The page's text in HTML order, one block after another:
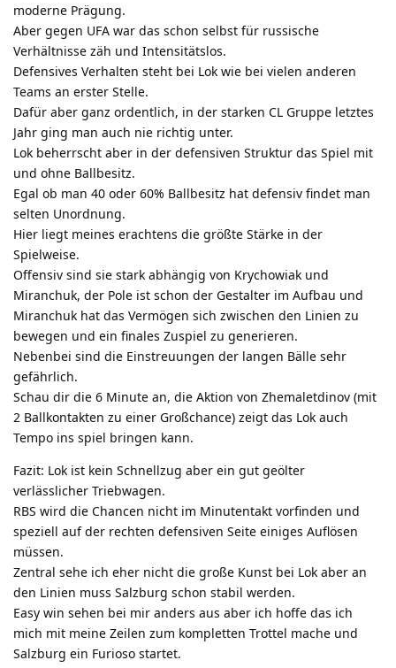
moderne Prägung.
Aber gegen UFA war das schon selbst für russische
Verhältnisse zäh und Intensitätslos.
Defensives Verhalten steht bei Lok wie bei vielen anderen
Teams an erster Stelle.
Dafür aber ganz ordentlich, in der starken CL Gruppe letztes
Jahr ging man auch nie richtig unter.
Lok beherrscht aber in der defensiven Struktur das Spiel mit
und ohne Ballbesitz.
Egal ob man 40 oder 60% Ballbesitz hat defensiv findet man
selten Unordnung.
Hier liegt meines erachtens die größte Stärke in der
Spielweise.
Offensiv sind sie stark abhängig von Krychowiak und
Miranchuk, der Pole ist schon der Gestalter im Aufbau und
Miranchuk hat das Vermögen sich zwischen den Linien zu
bewegen und ein finales Zuspiel zu generieren.
Nebenbei sind die Einstreuungen der langen Bälle sehr
gefährlich.
Schau dir die 6 Minute an, die Aktion von Zhemaletdinov (mit
2 Ballkontakten zu einer Großchance) zeigt das Lok auch
Tempo ins spiel bringen kann.
Fazit: Lok ist kein Schnellzug aber ein gut geölter
verlässlicher Triebwagen.
RBS wird die Chancen nicht im Minutentakt vorfinden und
speziell auf der rechten defensiven Seite einiges Auflösen
müssen.
Zentral sehe ich eher nicht die große Kunst bei Lok aber an
den Linien muss Salzburg schon stabil werden.
Easy win sehen bei mir anders aus aber ich hoffe das ich
mich mit meine Zeilen zum kompletten Trottel mache und
Salzburg ein Furioso startet.